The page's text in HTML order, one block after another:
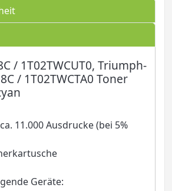
/ 1T02TWCUT0, Triumph-
/ 1T02TWCTA0 Toner
11.000 Ausdrucke (bei 5%
Geräte: